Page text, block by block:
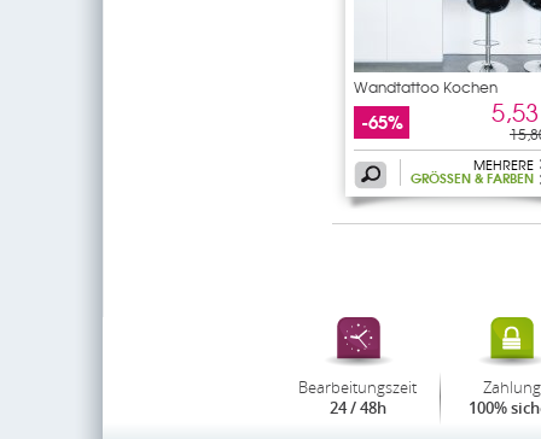
Wandtattoo Kochen
-65%
MEHRERE
GRÖSSEN & FARBEN
Bearbeitungszeit
24 / 48h
Zahlung
100%